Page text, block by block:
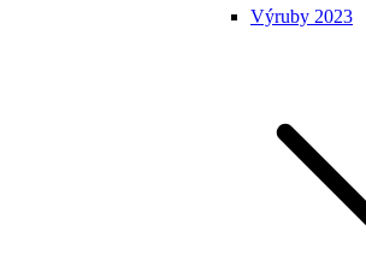
Výruby 2023